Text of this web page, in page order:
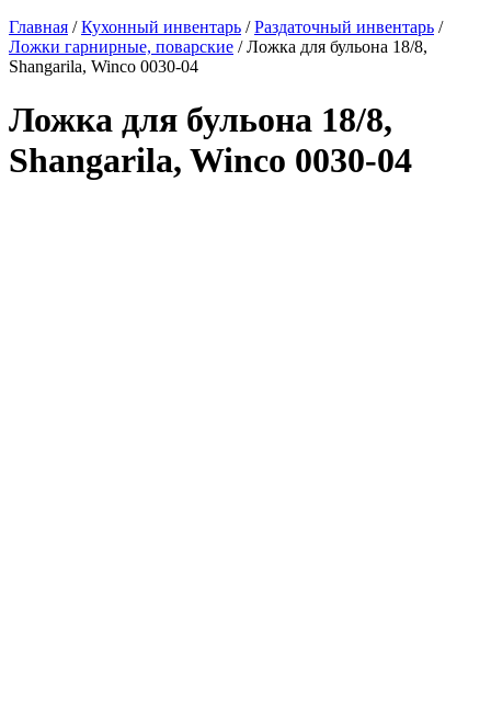
Главная /Кухонный инвентарь /Раздаточный инвентарь /
Ложки гарнирные, поварские /Ложка для бульона 18/8,
Shangarila, Winco 0030-04
Ложка для бульона 18/8,
Shangarila, Winco 0030-04